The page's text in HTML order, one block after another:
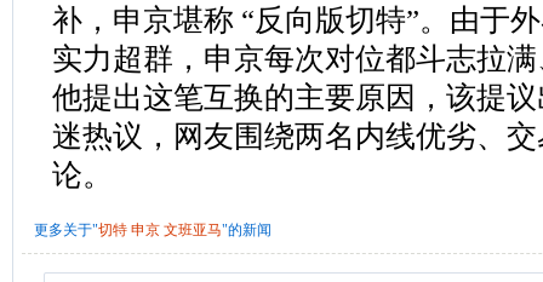
补，申京堪称 “反向版切特”。由于
实力超群，申京每次对位都斗志拉
他提出这笔互换的主要原因，该提
迷热议，网友围绕两名内线优劣、
论。
更多关于"切特 申京 文班亚马"的新闻